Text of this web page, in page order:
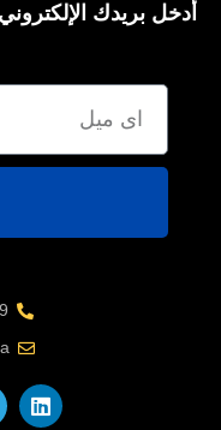
أدخل بريدك